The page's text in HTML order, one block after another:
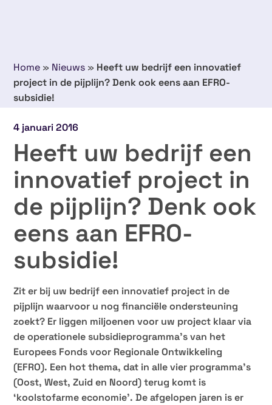
Home » Nieuws » Heeft uw bedrijf een innovatief
project in de pijplijn? Denk ook eens aan EFRO-
subsidie!
4 januari 2016
Heeft uw bedrijf een
innovatief project in
de pijplijn? Denk ook
eens aan EFRO-
subsidie!
Zit er bij uw bedrijf een innovatief project in de
pijplijn waarvoor u nog financiële ondersteuning
zoekt? Er liggen miljoenen voor uw project klaar via
de operationele subsidieprogramma’s van het
Europees Fonds voor Regionale Ontwikkeling
(EFRO). Een hot thema, dat in alle vier programma’s
(Oost, West, Zuid en Noord) terug komt is
‘koolstofarme economie’. De afgelopen jaren is er